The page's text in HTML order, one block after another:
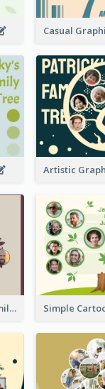
Flower Tree Graphic Family Tree